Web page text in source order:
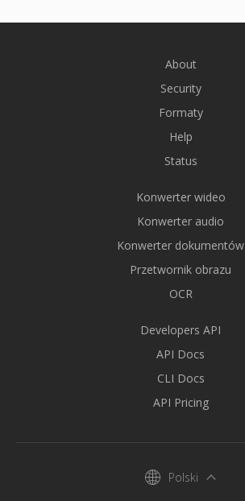
About
Security
Formaty
Help
Status
Konwerter wideo
Konwerter audio
Konwerter dokumentów
Przetwornik obrazu
OCR
Developers API
API Docs
CLI Docs
API Pricing
Polski